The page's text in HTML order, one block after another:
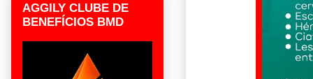
AGGILY CLUBE DE
BENEFÍCIOS BMD